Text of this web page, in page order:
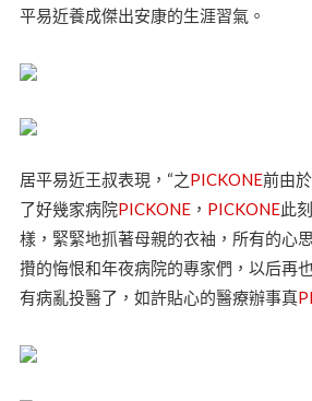
平易近養成傑出安康的生涯習氣。
居平易近王叔表現，“之PICKONE前由
了好幾家病院PICKONE， PICKONE此
樣，緊緊地抓著母親的衣袖，所有的心
攢的悔恨和年夜病院的專家們，以后再
有病亂投醫了，如許貼心的醫療辦事真